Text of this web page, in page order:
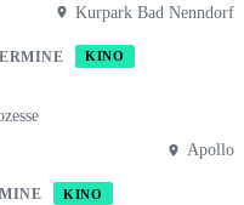
Kurpark Bad Nenndorf
KINO
Apollo
KINO